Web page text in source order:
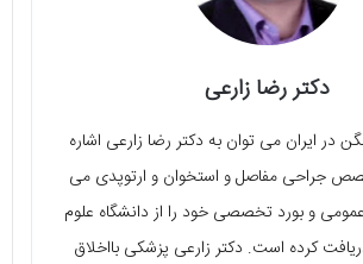
دکتر رضا زارعی
در ایران می توان به دکتر رضا زارعی اشاره
جراحی مفاصل و استخوان و ارتوپدی می
و بورد تخصصی خود را از دانشگاه علوم
کرده است. دکتر زارعی پزشکی بااخلاق